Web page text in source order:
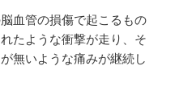
血管の損傷で起こるもの
たような衝撃が走り、そ
無いような痛みが継続し